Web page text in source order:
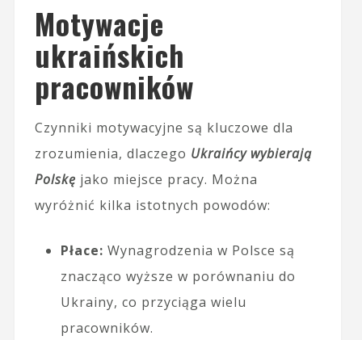
Motywacje
ukraińskich
pracowników
Czynniki motywacyjne są kluczowe dla
zrozumienia, dlaczego Ukraińcy wybierają
Polskę jako miejsce pracy. Można
wyróżnić kilka istotnych powodów:
Płace: Wynagrodzenia w Polsce są
znacząco wyższe w porównaniu do
Ukrainy, co przyciąga wielu
pracowników.